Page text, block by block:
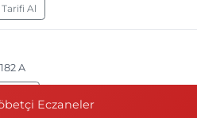
Tarifi Al
A
Eczaneler